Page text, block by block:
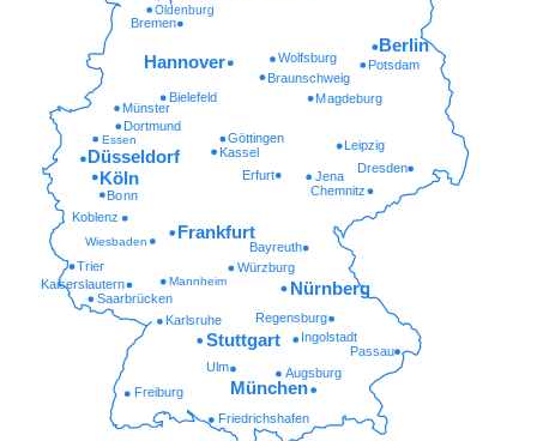
Friedrichshafen
Freiburg
Augsburg
Ulm
Passau
Ingolstadt
Regensburg
Karlsruhe
Saarbrücken
Kaiserslautern Mannheim
Würzburg
Trier
Wiesbaden Bayreuth
Koblenz
Chemnitz
Bonn
Erfurt Jena
Dresden
Kassel
Göttingen
Essen
Dortmund
Münster
Magdeburg
Bielefeld
Braunschweig
Potsdam
Wolfsburg
Oldenburg
München
Stuttgart
Nürnberg
Frankfurt
Köln
Düsseldorf
Leipzig
Hannover
Berlin
Bremen